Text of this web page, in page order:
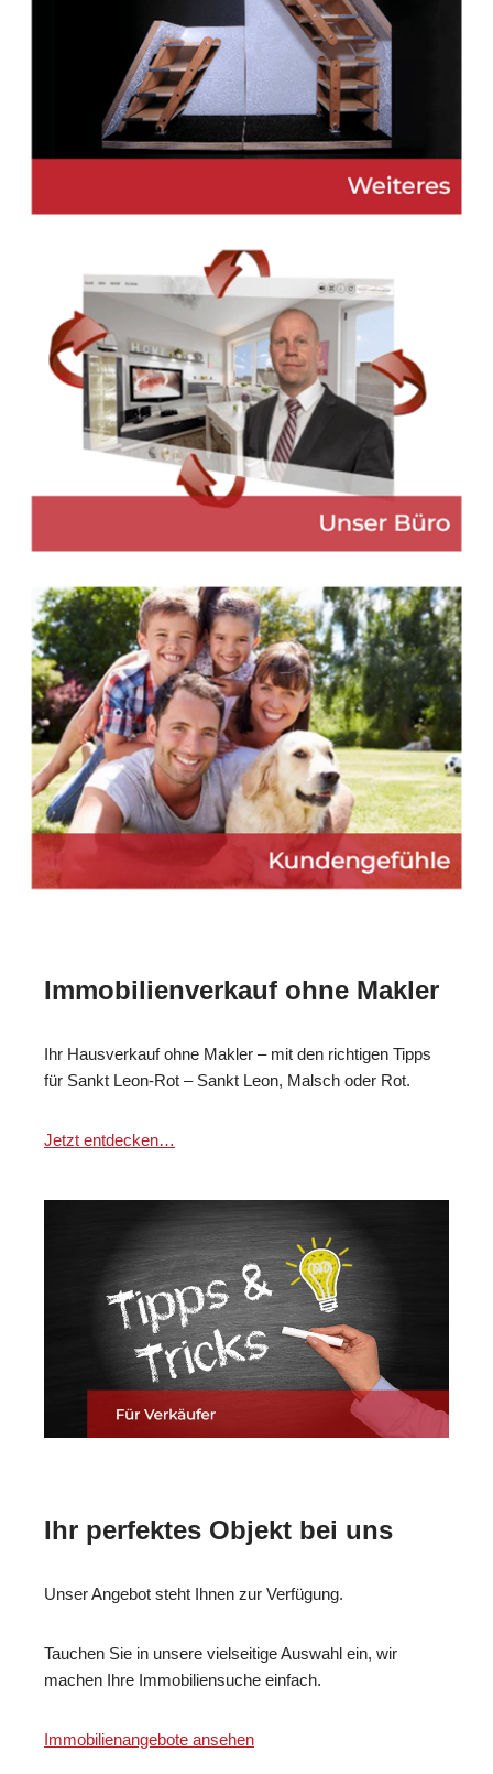
Immobilienverkauf ohne Makler
Ihr Hausverkauf ohne Makler – mit den richtigen Tipps
für Sankt Leon-Rot – Sankt Leon, Malsch oder Rot.
Jetzt entdecken…
Ihr perfektes Objekt bei uns
Unser Angebot steht Ihnen zur Verfügung.
Tauchen Sie in unsere vielseitige Auswahl ein, wir
machen Ihre Immobiliensuche einfach.
Immobilienangebote ansehen